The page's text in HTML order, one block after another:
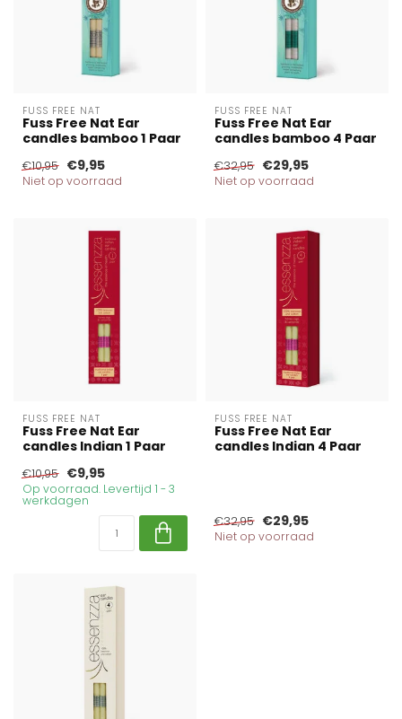
FUSS FREE NAT
Fuss Free Nat Ear
candles bamboo 1 Paar
€10,95 €9,95
Niet op voorraad
FUSS FREE NAT
Fuss Free Nat Ear
candles bamboo 4 Paar
€32,95 €29,95
Niet op voorraad
FUSS FREE NAT
Fuss Free Nat Ear
candles Indian 1 Paar
€10,95 €9,95
Op voorraad. Levertijd 1 - 3
werkdagen
FUSS FREE NAT
Fuss Free Nat Ear
candles Indian 4 Paar
€32,95 €29,95
Niet op voorraad